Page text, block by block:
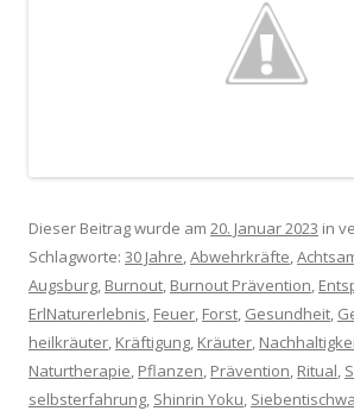
Dieser Beitrag wurde am 20. Januar 2023 in
Schlagworte: 30 Jahre,Abwehrkräfte,
Augsburg, Burnout, Burnout Prävention,
ErlNaturerlebnis, Feuer, Forst, Gesundheit,
heilkräuter, Kräftigung, Kräuter,
Naturtherapie, Pflanzen, Prävention, Ritual,
selbsterfahrung, Shinrin Yoku,